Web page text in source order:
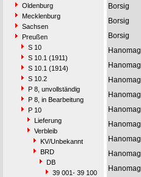
Oldenburg
Mecklenburg
Sachsen
Preußen
S 10
S 10.1 (1911)
S 10.1 (1914)
S 10.2
P 8, unvollständig
P 8, in Bearbeitung
P 10
Lieferung
Verbleib
KV/Unbekannt
BRD
DB
39 001- 39 100
Borsig
Borsig
Borsig
Hanomag
Hanomag
Hanomag
Hanomag
Hanomag
Hanomag
Hanomag
Hanomag
Hanomag